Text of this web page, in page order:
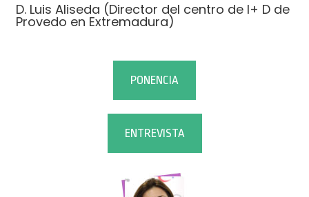
D. Luis Aliseda (Director del centro de I+ D de
Provedo en Extremadura)
PONENCIA
ENTREVISTA